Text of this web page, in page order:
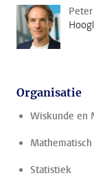
Organisatie
Wiskunde en
Statistiek